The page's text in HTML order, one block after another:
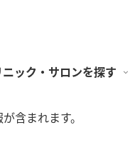
ック・サロンを探す
含まれます。